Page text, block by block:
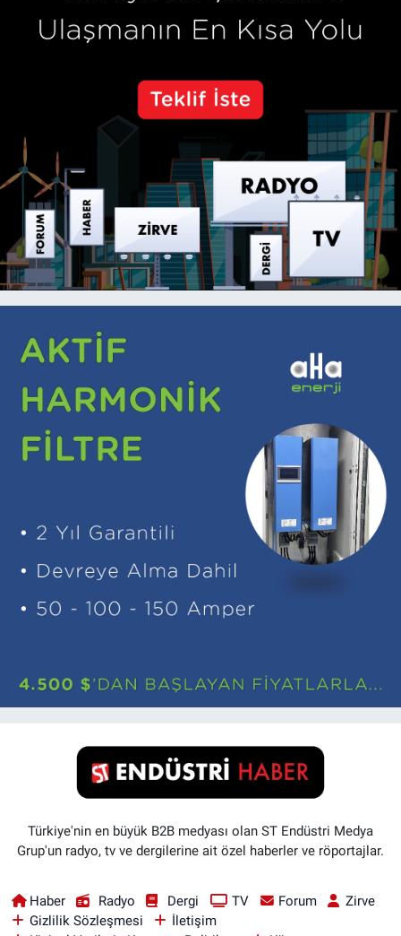
Türkiye'nin en büyük B2B medyası olan ST Endüstri Medya
Grup'un radyo, tv ve dergilerine ait özel haberler ve röportajlar.
Haber Radyo Dergi TV Forum
Zirve
Gizlilik Sözleşmesi
İletişim